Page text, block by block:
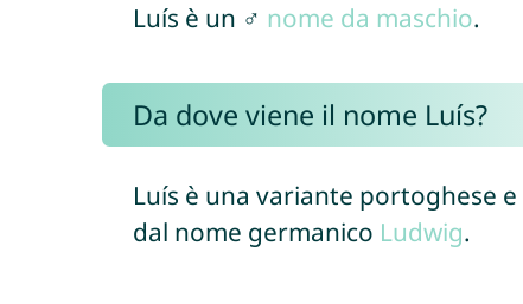
Luís è un ♂ nome da maschio.
Da dove viene il nome Luís?
Luís è una variante portoghese
dal nome germanico Ludwig.